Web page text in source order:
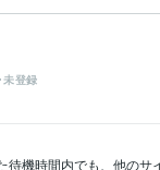
未登録
機時間内でも、他のサ